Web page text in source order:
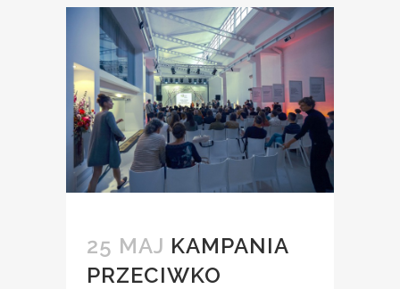
25 MAJ KAMPANIA
PRZECIWKO